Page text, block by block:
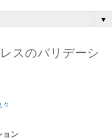
▼
スのバリデーシ
ョン